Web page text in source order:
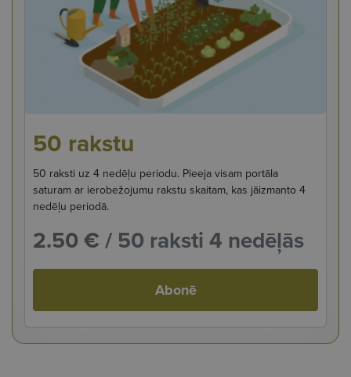
50 rakstu
50 raksti uz 4 nedēļu periodu. Pieeja visam portāla
saturam ar ierobežojumu rakstu skaitam, kas jāizmanto 4
nedēļu periodā.
2.50 €/ 50 raksti 4 nedēļās
Abonē